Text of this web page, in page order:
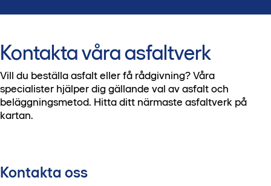
Kontakta våra asfaltverk
Vill du beställa asfalt eller få rådgivning? Våra
specialister hjälper dig gällande val av asfalt och
beläggningsmetod. Hitta ditt närmaste asfaltverk på
kartan.
Kontakta oss